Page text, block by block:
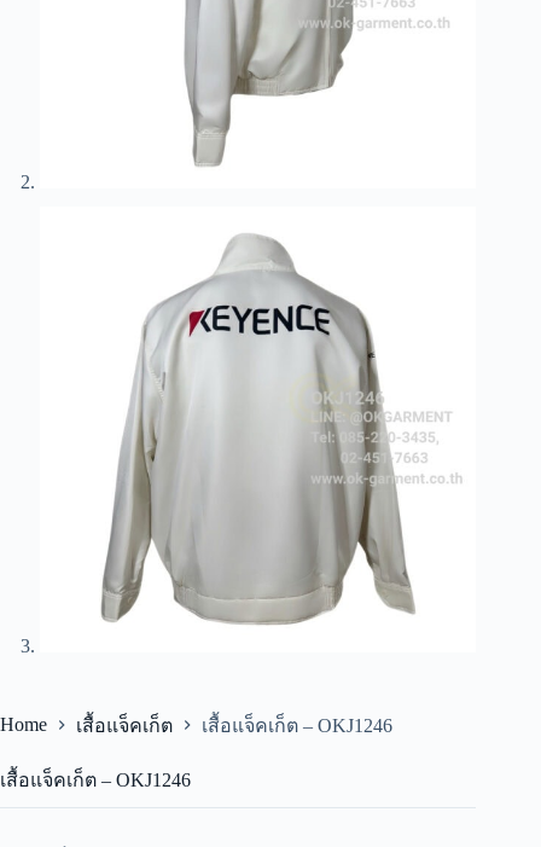
Home เสื้อแจ็คเก็ต เสื้อแจ็คเก็ต – OKJ1246
เสื้อแจ็คเก็ต – OKJ1246